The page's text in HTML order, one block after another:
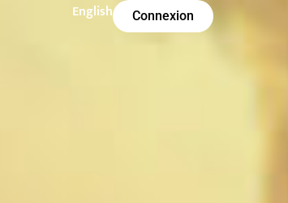
English Connexion